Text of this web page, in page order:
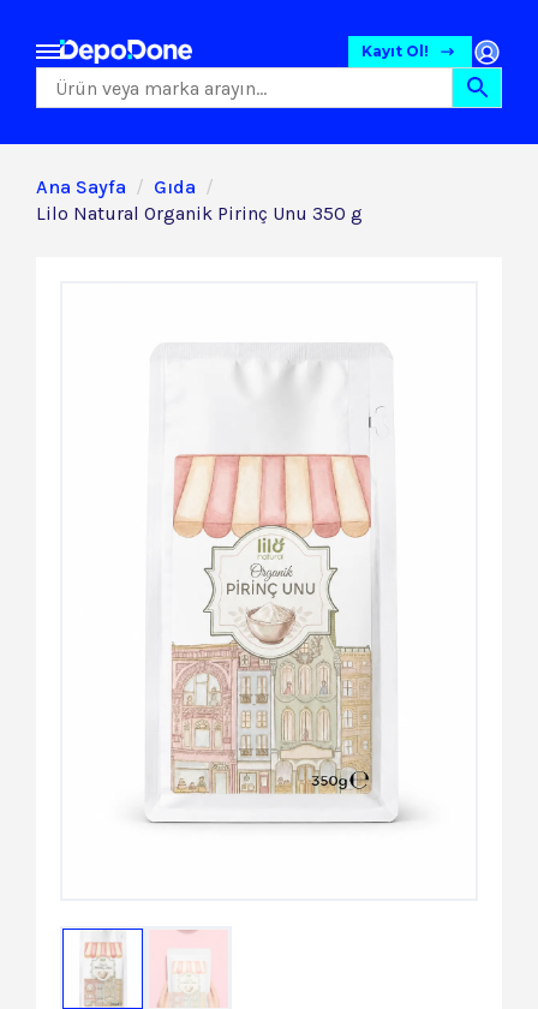
Paket Servis Ürünleri
Kayıt Ol!
Ana Sayfa
Gıda
Lilo Natural Organik Pirinç Unu 350 g